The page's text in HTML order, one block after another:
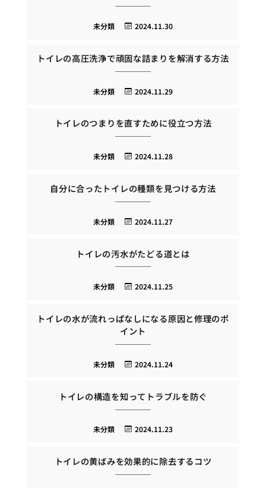
2024.11.30
未分類
トイレの高圧洗浄で頑固な詰まりを解消する方法
2024.11.29
未分類
トイレのつまりを直すために役立つ方法
2024.11.28
未分類
自分に合ったトイレの種類を見つける方法
2024.11.27
未分類
トイレの汚水がたどる道とは
2024.11.25
未分類
トイレの水が流れっぱなしになる原因と修理のポ
イント
2024.11.24
未分類
トイレの構造を知ってトラブルを防ぐ
2024.11.23
未分類
トイレの黄ばみを効果的に除去するコツ